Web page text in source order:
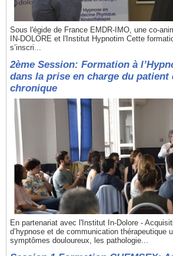
Sous l'égide de France EMDR-IMO, une co-
IN-DOLORE et l'Institut Hypnotim Cette
s’inscri...
2ème Session: Formation à
dans la prise en charge du patient
chronique
En partenariat avec l'Institut In-Dolore -
d’hypnose et de communication thérapeutique
symptômes douloureux, les pathologie...